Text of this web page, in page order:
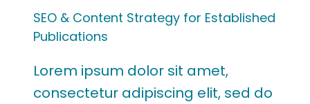
SEO & Content Strategy for Established
Publications
Lorem ipsum dolor sit amet,
consectetur adipiscing elit, sed do